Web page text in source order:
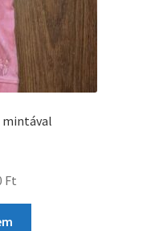
mintával
Ft